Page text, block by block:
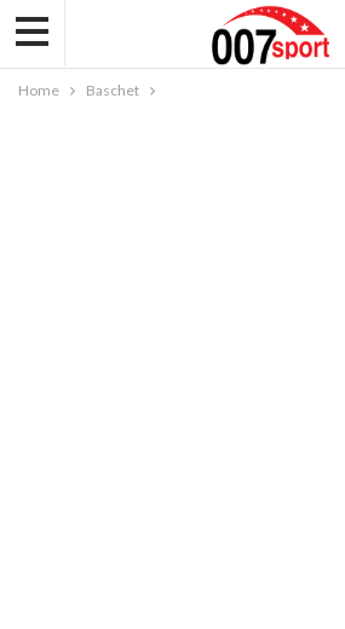
Home Baschet